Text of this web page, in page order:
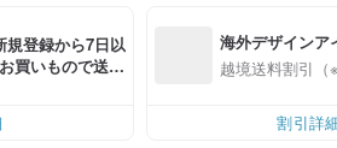
規登録から7日以
買いもので送料
海外デザインア
入
越境送料割引（
割引詳